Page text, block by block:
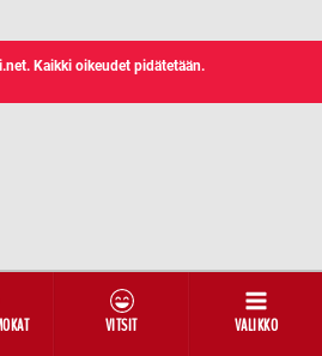
VITSIT VALIKKO
Kaikki oikeudet pidätetään.